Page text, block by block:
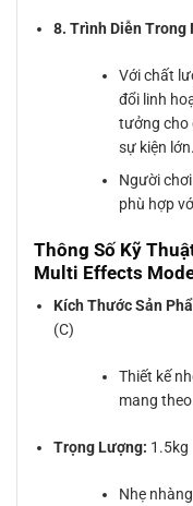
8. Trình Diễn Trong
Với chất
đổi linh
tưởng cho
sự kiện lớn.
Người
phù hợp
Thông Số Kỹ
Multi Effects
Kích Thước Sản
(C)
Thiết kế
mang
Trọng Lượng: 1.5kg
Nhẹ